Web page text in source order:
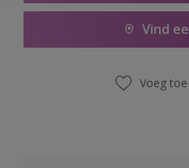
Vind
Voeg